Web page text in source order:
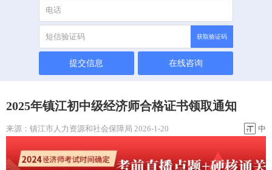
获取验证码
提交信息 在线咨询
2025年镇江初中级经济师合格证书领取通知
来源： 镇江市人力资源和社会保障局 2026-1-20 中